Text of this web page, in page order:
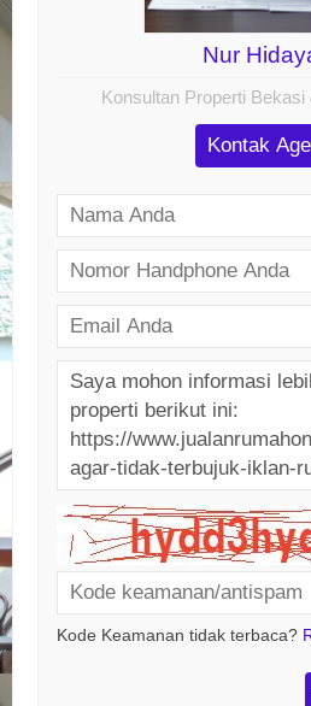
Nur
Konsultan Properti Bekasi
Kontak
Kode Keamanan tidak terbaca?